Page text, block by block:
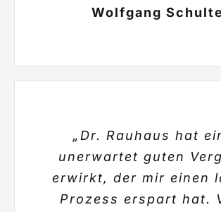
Wolfgang Schulte
„Dr. Rauhaus hat
unerwartet guten
erwirkt, der mir einen
Prozess erspart hat.